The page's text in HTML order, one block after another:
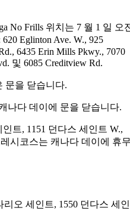
No Frills 위치는 7 월 1 일 오
Eglinton Ave. W., 925
6435 Erin Mills Pkwy., 7070
및 6085 Creditview Rd.
문을 닫습니다.
나다 데이에 문을 닫습니다.
트, 1151 던다스 세인트 W.,
시코스는 캐나다 데이에 휴
리오 세인트, 1550 던다스 세인